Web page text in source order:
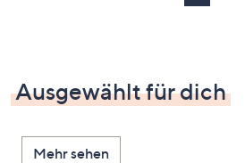
Ausgewählt für dich
Mehr sehen